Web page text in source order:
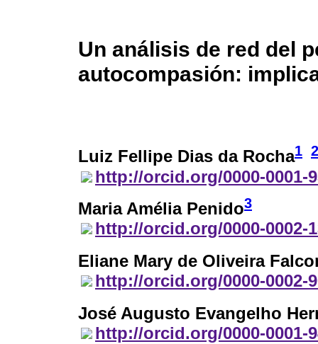
Un análisis de red del
autocompasión:
Luiz Fellipe Dias da Rocha1 2
http://orcid.org/0000-0001-
Maria Amélia Penido3
http://orcid.org/0000-0002-
Eliane Mary de Oliveira
http://orcid.org/0000-0002-
José Augusto Evangelho
http://orcid.org/0000-0001-